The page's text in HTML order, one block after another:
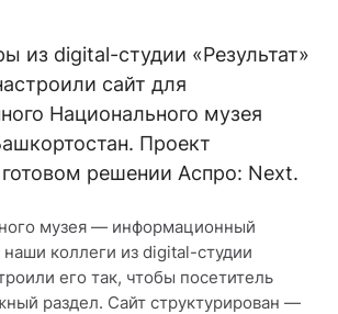
из digital-студии «Результат»
сайт для
Национального музея
Проект
готовом решении Аспро: Next.
музея — информационный
наши коллеги из digital-студии
его так, чтобы посетитель
раздел. Сайт структурирован —